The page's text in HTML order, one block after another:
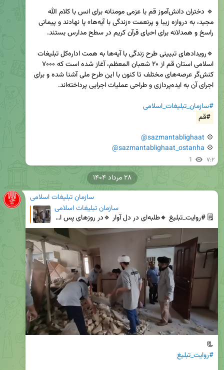
#سازمان_تبلیغات_اسلامی
#قم
💠
@sazmantablighaat
💠
@sazmantablighaat_ostanha
1 ۷:۲
سازمان تبلیغات اسلامی
سازمان تبلیغات اسلامی
🗒 #روایت_تبلیغ 🔸طلبه‌ای در دل آوار 🔹در روزهای پس از جنگ و میان کوچه‌های پر از آوار، حجت‌الاسلام را
📃
#روایت_تبلیغ
۲۸ مرداد ۱۴۰۴